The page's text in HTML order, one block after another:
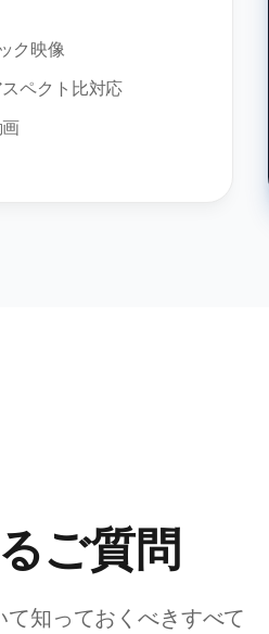
ク映像
スペクト比対応
ご質問
知っておくべきすべて